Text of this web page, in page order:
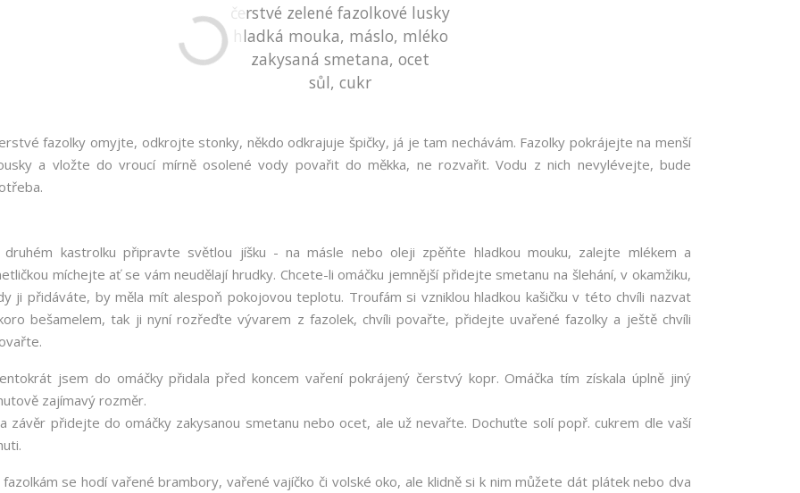
čerstvé zelené fazolkové lusky
hladká mouka, máslo, mléko
zakysaná smetana, ocet
sůl, cukr
fazolky omyjte, odkrojte stonky, někdo odkrajuje špičky, já je tam nechávám. Fazolky pokrájejte na menší
a vložte do vroucí mírně osolené vody povařit do měkka, ne rozvařit. Vodu z nich nevylévejte, bude
druhém kastrolku připravte světlou jíšku - na másle nebo oleji zpěňte hladkou mouku, zalejte mlékem a
míchejte ať se vám neudělají hrudky. Chcete-li omáčku jemnější přidejte smetanu na šlehání, v okamžiku,
ji přidáváte, by měla mít alespoň pokojovou teplotu. Troufám si vzniklou hladkou kašičku v této chvíli nazvat
bešamelem, tak ji nyní rozřeďte vývarem z fazolek, chvíli povařte, přidejte uvařené fazolky a ještě chvíli
jsem do omáčky přidala před koncem vaření pokrájený čerstvý kopr. Omáčka tím získala úplně jiný
zajímavý rozměr.
závěr přidejte do omáčky zakysanou smetanu nebo ocet, ale už nevařte. Dochuťte solí popř. cukrem dle vaší
fazolkám se hodí vařené brambory, vařené vajíčko či volské oko, ale klidně si k nim můžete dát plátek nebo dva